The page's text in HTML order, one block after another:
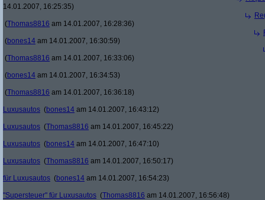
14.01.2007, 16:25:35)
(Thomas8816 am 14.01.2007, 16:28:36)
(bones14 am 14.01.2007, 16:30:59)
(Thomas8816 am 14.01.2007, 16:33:06)
(bones14 am 14.01.2007, 16:34:53)
(Thomas8816 am 14.01.2007, 16:36:18)
Luxusautos (bones14 am 14.01.2007, 16:43:12)
Luxusautos (Thomas8816 am 14.01.2007, 16:45:22)
Luxusautos (bones14 am 14.01.2007, 16:47:10)
Luxusautos (Thomas8816 am 14.01.2007, 16:50:17)
für Luxusautos (bones14 am 14.01.2007, 16:54:23)
"Supersteuer" für Luxusautos (Thomas8816 am 14.01.2007, 16:56:48)